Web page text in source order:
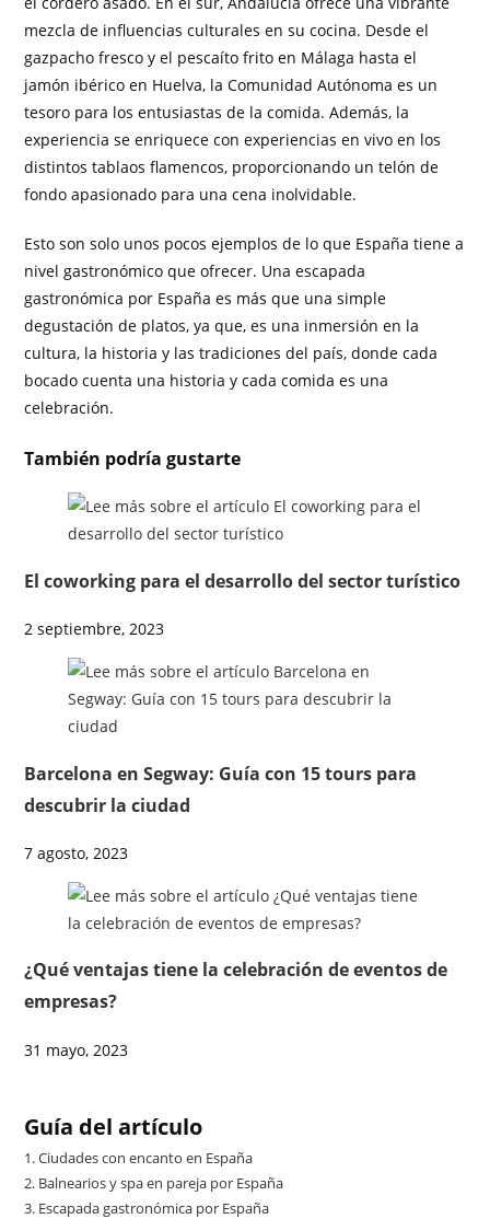
mezcla de influencias culturales en su cocina. Desde el
gazpacho fresco y el pescaíto frito en Málaga hasta el
jamón ibérico en Huelva, la Comunidad Autónoma es un
tesoro para los entusiastas de la comida. Además, la
experiencia se enriquece con experiencias en vivo en los
distintos tablaos flamencos, proporcionando un telón de
fondo apasionado para una cena inolvidable.
Esto son solo unos pocos ejemplos de lo que España tiene a
nivel gastronómico que ofrecer. Una escapada
gastronómica por España es más que una simple
degustación de platos, ya que, es una inmersión en la
cultura, la historia y las tradiciones del país, donde cada
bocado cuenta una historia y cada comida es una
celebración.
También podría gustarte
El coworking para el desarrollo del sector turístico
2 septiembre, 2023
Barcelona en Segway: Guía con 15 tours para
descubrir la ciudad
7 agosto, 2023
¿Qué ventajas tiene la celebración de eventos de
empresas?
31 mayo, 2023
Guía del artículo
1.Ciudades con encanto en España
2. Balnearios y spa en pareja por España
3. Escapada gastronómica por España